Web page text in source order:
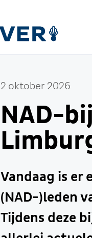
2 oktober 2026
NAD-
Vandaag is er
(NAD-)leden
Tijdens deze